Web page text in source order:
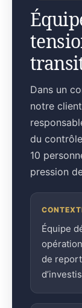
Dans un
notre
du
10
pression
Équipe
de